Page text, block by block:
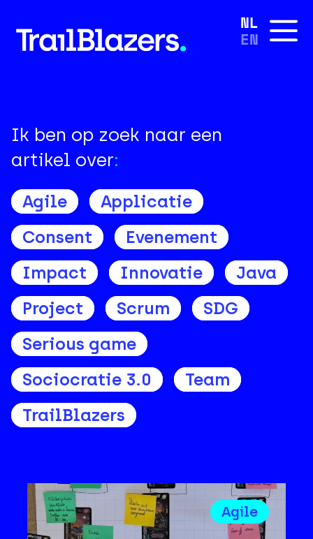
NL
EN
Ik ben op zoek naar een
artikel over:
Agile
Applicatie
Consent
Evenement
Impact
Innovatie
Java
Project
Scrum
SDG
Serious game
Sociocratie 3.0
Team
TrailBlazers
Agile